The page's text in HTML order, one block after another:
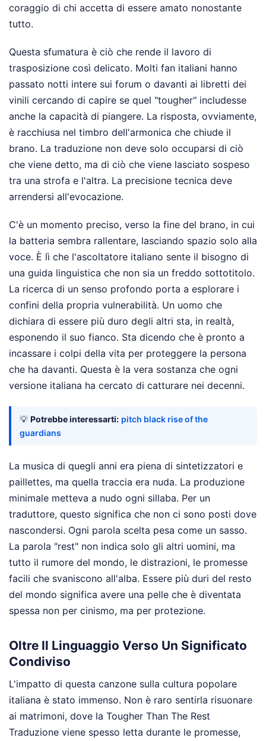
coraggio di chi accetta di essere amato nonostante
tutto.
Questa sfumatura è ciò che rende il lavoro di
trasposizione così delicato. Molti fan italiani hanno
passato notti intere sui forum o davanti ai libretti dei
vinili cercando di capire se quel "tougher" includesse
anche la capacità di piangere. La risposta, ovviamente,
è racchiusa nel timbro dell'armonica che chiude il
brano. La traduzione non deve solo occuparsi di ciò
che viene detto, ma di ciò che viene lasciato sospeso
tra una strofa e l'altra. La precisione tecnica deve
arrendersi all'evocazione.
C'è un momento preciso, verso la fine del brano, in cui
la batteria sembra rallentare, lasciando spazio solo alla
voce. È lì che l'ascoltatore italiano sente il bisogno di
una guida linguistica che non sia un freddo sottotitolo.
La ricerca di un senso profondo porta a esplorare i
confini della propria vulnerabilità. Un uomo che
dichiara di essere più duro degli altri sta, in realtà,
esponendo il suo fianco. Sta dicendo che è pronto a
incassare i colpi della vita per proteggere la persona
che ha davanti. Questa è la vera sostanza che ogni
versione italiana ha cercato di catturare nei decenni.
💡 Potrebbe interessarti: pitch black rise of the
guardians
La musica di quegli anni era piena di sintetizzatori e
paillettes, ma quella traccia era nuda. La produzione
minimale metteva a nudo ogni sillaba. Per un
traduttore, questo significa che non ci sono posti dove
nascondersi. Ogni parola scelta pesa come un sasso.
La parola "rest" non indica solo gli altri uomini, ma
tutto il rumore del mondo, le distrazioni, le promesse
facili che svaniscono all'alba. Essere più duri del resto
del mondo significa avere una pelle che è diventata
spessa non per cinismo, ma per protezione.
Oltre Il Linguaggio Verso Un Significato
Condiviso
L'impatto di questa canzone sulla cultura popolare
italiana è stato immenso. Non è raro sentirla risuonare
ai matrimoni, dove la Tougher Than The Rest
Traduzione viene spesso letta durante le promesse,